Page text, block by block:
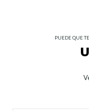
PUEDE QUE